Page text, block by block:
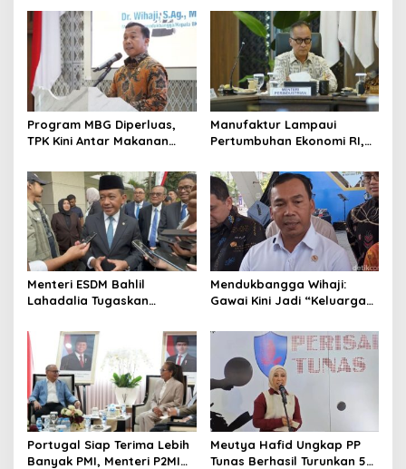
Program MBG Diperluas,
TPK Kini Antar Makanan
Balita
Manufaktur Lampaui
Pertumbuhan Ekonomi RI,
Soroti Keberhasilan
Industrialisasi
Menteri ESDM Bahlil
Lahadalia Tugaskan
Pengadaan Migas dan
Pengawasan Kualitas BBM
Mendukbangga Wihaji:
Gawai Kini Jadi “Keluarga
Perkuat Pengasuhan Anak
Portugal Siap Terima Lebih
Banyak PMI, Menteri P2MI
Meutya Hafid Ungkap PP
Tunas Berhasil Turunkan 5